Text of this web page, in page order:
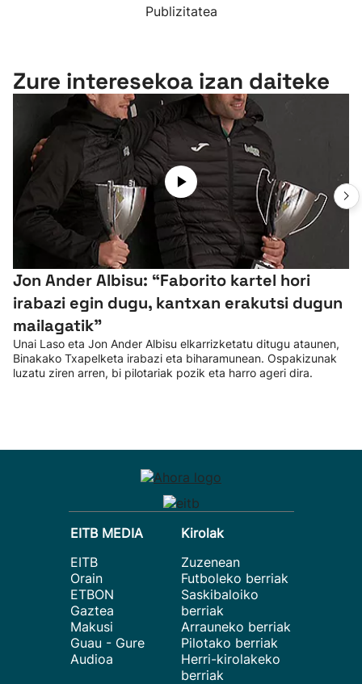
Publizitatea
Zure interesekoa izan daiteke
Jon Ander Albisu: “Faborito kartel hori
irabazi egin dugu, kantxan erakutsi dugun
mailagatik”
Unai Laso eta Jon Ander Albisu elkarrizketatu ditugu ataunen,
Binakako Txapelketa irabazi eta biharamunean. Ospakizunak
luzatu ziren arren, bi pilotariak pozik eta harro ageri dira.
EITB MEDIA
EITB
Orain
ETBON
Gaztea
Makusi
Guau - Gure
Audioa
Kirolak
Zuzenean
Futboleko berriak
Saskibaloiko
berriak
Arrauneko berriak
Pilotako berriak
Herri-kirolakeko
berriak